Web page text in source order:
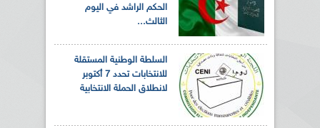
الحكم الراشد في اليوم
الثالث...
السلطة الوطنية المستقلة
للانتخابات تحدد 7 أكتوبر
لانطلاق الحملة الانتخابية